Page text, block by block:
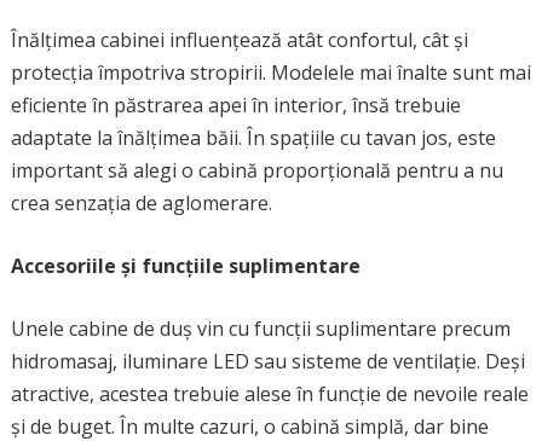
Înălțimea cabinei influențează atât confortul, cât și
protecția împotriva stropirii. Modelele mai înalte sunt mai
eficiente în păstrarea apei în interior, însă trebuie
adaptate la înălțimea băii. În spațiile cu tavan jos, este
important să alegi o cabină proporțională pentru a nu
crea senzația de aglomerare.
Accesoriile și funcțiile suplimentare
Unele cabine de duș vin cu funcții suplimentare precum
hidromasaj, iluminare LED sau sisteme de ventilație. Deși
atractive, acestea trebuie alese în funcție de nevoile reale
și de buget. În multe cazuri, o cabină simplă, dar bine